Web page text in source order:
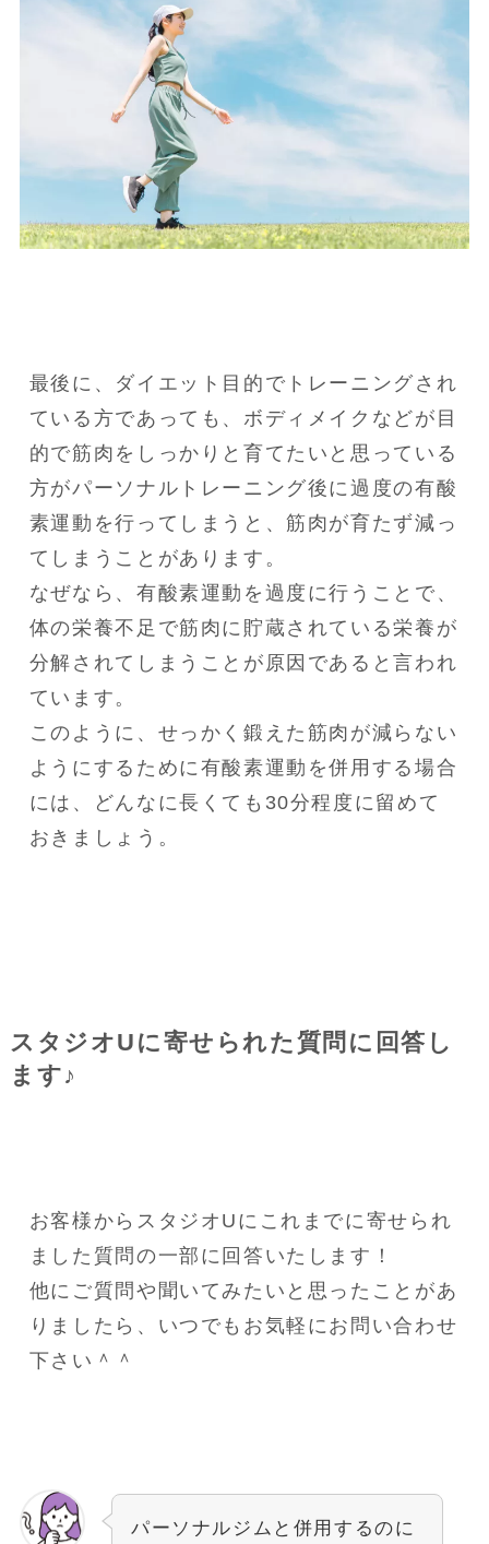
最後に、ダイエット目的でトレーニングされ
ている方であっても、ボディメイクなどが目
的で筋肉をしっかりと育てたいと思っている
方がパーソナルトレーニング後に過度の有酸
素運動を行ってしまうと、筋肉が育たず減っ
てしまうことがあります。
なぜなら、有酸素運動を過度に行うことで、
体の栄養不足で筋肉に貯蔵されている栄養が
分解されてしまうことが原因であると言われ
ています。
このように、せっかく鍛えた筋肉が減らない
ようにするために有酸素運動を併用する場合
には、どんなに長くても30分程度に留めて
おきましょう。
スタジオUに寄せられた質問に回答し
ます♪
お客様からスタジオUにこれまでに寄せられ
ました質問の一部に回答いたします！
他にご質問や聞いてみたいと思ったことがあ
りましたら、いつでもお気軽にお問い合わせ
下さい＾＾
パーソナルジムと併用するのに